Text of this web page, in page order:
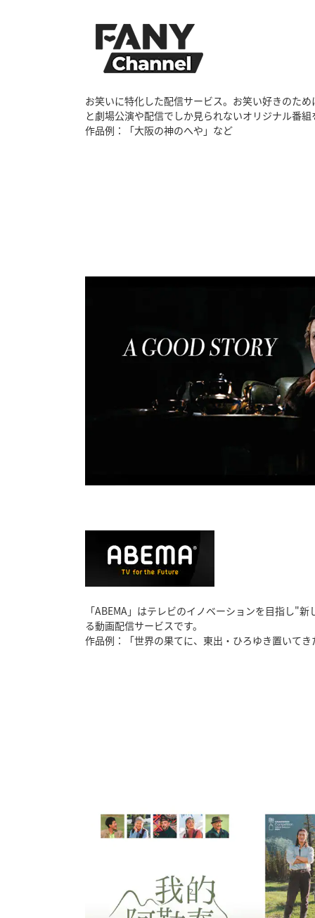
お笑いに特化した配信サービス。お笑い好きのた
と劇場公演や配信でしか見られないオリジナル番組
作品例：「大阪の神のへや」など
「ABEMA」はテレビのイノベーションを目指し"
る動画配信サービスです。
作品例：「世界の果てに、東出・ひろゆき置いてき